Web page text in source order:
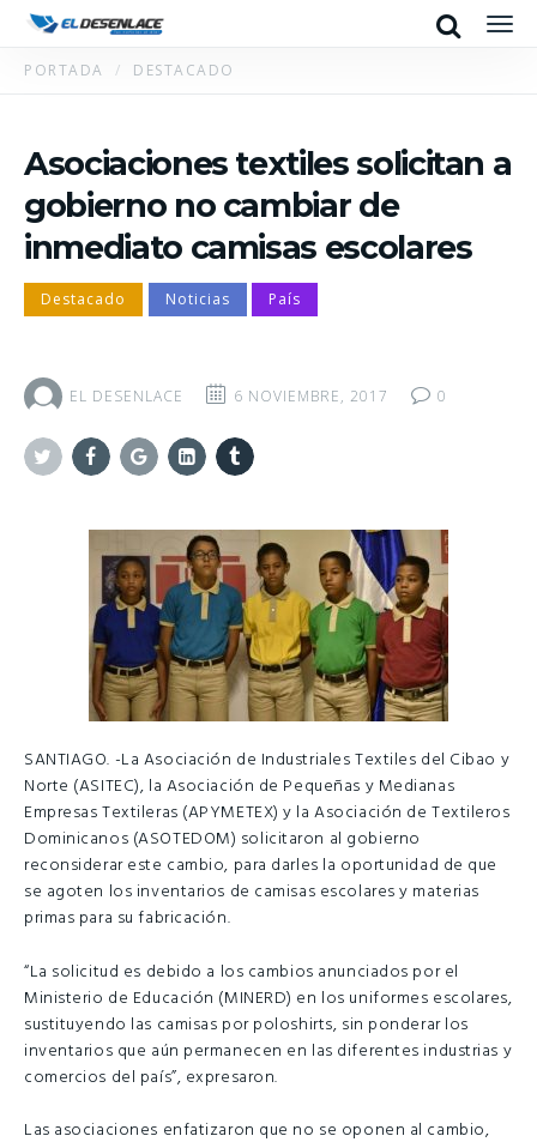
Search
PORTADA DESTACADO
Asociaciones textiles solicitan a
gobierno no cambiar de
inmediato camisas escolares
Destacado Noticias País
EL DESENLACE 6 NOVIEMBRE, 2017 0
SANTIAGO. -La Asociación de Industriales Textiles del Cibao y
Norte (ASITEC), la Asociación de Pequeñas y Medianas
Empresas Textileras (APYMETEX) y la Asociación de Textileros
Dominicanos (ASOTEDOM) solicitaron al gobierno
reconsiderar este cambio, para darles la oportunidad de que
se agoten los inventarios de camisas escolares y materias
primas para su fabricación.
“La solicitud es debido a los cambios anunciados por el
Ministerio de Educación (MINERD) en los uniformes escolares,
sustituyendo las camisas por poloshirts, sin ponderar los
inventarios que aún permanecen en las diferentes industrias y
comercios del país”, expresaron.
Las asociaciones enfatizaron que no se oponen al cambio,